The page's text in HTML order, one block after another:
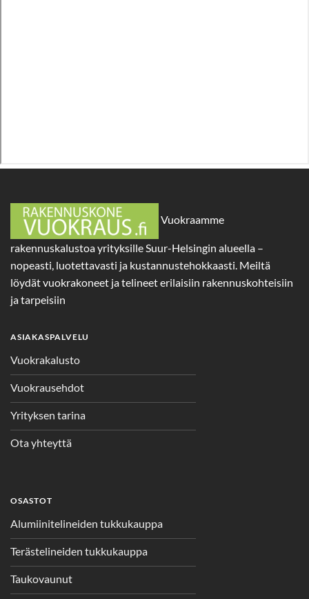
Vuokraamme
rakennuskalustoa yrityksille Suur-Helsingin alueella –
nopeasti, luotettavasti ja kustannustehokkaasti. Meiltä
löydät vuokrakoneet ja telineet erilaisiin rakennuskohteisiin
ja tarpeisiin
ASIAKASPALVELU
Vuokrakalusto
Vuokrausehdot
Yrityksen tarina
Ota yhteyttä
OSASTOT
Alumiinitelineiden tukkukauppa
Terästelineiden tukkukauppa
Taukovaunut